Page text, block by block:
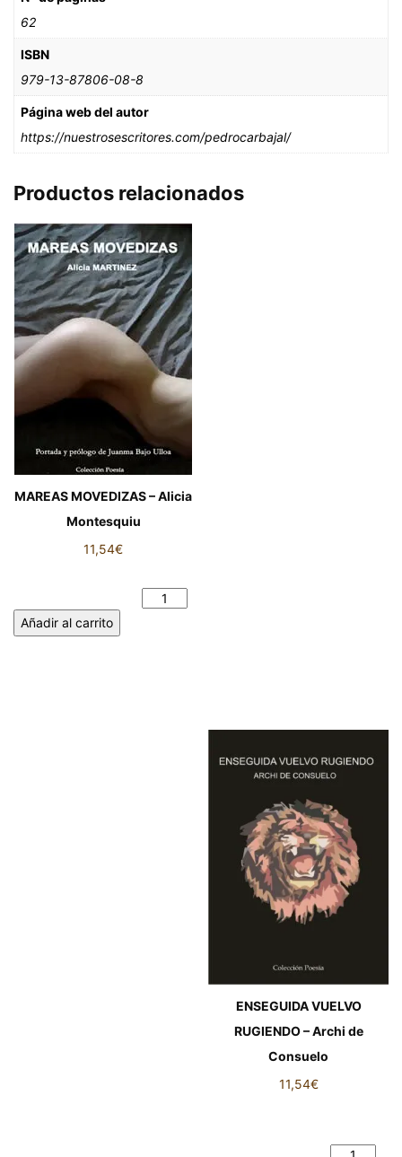
62
ISBN
979-13-87806-08-8
Página web del autor
https://nuestrosescritores.com/pedrocarbajal/
Productos relacionados
MAREAS MOVEDIZAS – Alicia
Montesquiu
11,54€
Añadir al carrito
ENSEGUIDA VUELVO
RUGIENDO – Archi de
Consuelo
11,54€